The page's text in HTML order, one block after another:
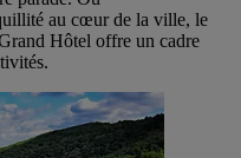
au cœur de la ville, le
Hôtel offre un cadre